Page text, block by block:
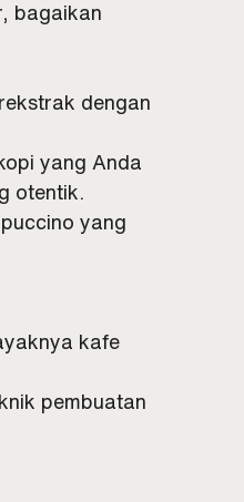
bagaikan
dengan
yang Anda
otentik.
yang
kafe
pembuatan